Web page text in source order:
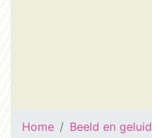
Home Beeld en geluid